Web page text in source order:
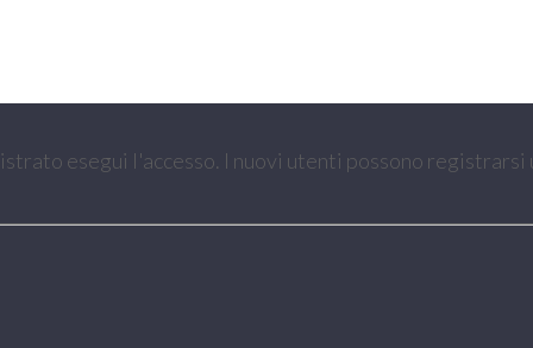
esegui l'accesso. I nuovi utenti possono